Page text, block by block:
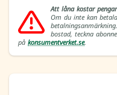
Att låna kostar
Om du inte kan
bostad, teckna
på konsumentverket.se.